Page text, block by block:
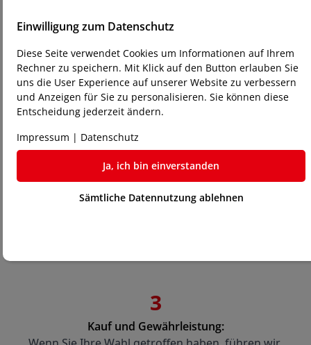
2
Persönliche Beratung und Testen:
Unsere Experten beraten Sie gerne und
unterstützen Sie bei der Auswahl der passenden
Maschine. Sie haben die Möglichkeit, die
Maschinen direkt bei uns zu testen. Bringen Sie
Ihre Dateien und Materialien mit, um die
Maschinen in Aktion zu sehen.
3
Kauf und Gewährleistung:
Einwilligung zum Datenschutz
Diese Seite verwendet Cookies um Informationen auf Ihrem
Rechner zu speichern. Mit Klick auf den Button erlauben Sie
uns die User Experience auf unserer Website zu verbessern
und Anzeigen für Sie zu personalisieren. Sie können diese
Entscheidung jederzeit ändern.
Impressum | Datenschutz
Ja, ich bin einverstanden
Sämtliche Datennutzung ablehnen